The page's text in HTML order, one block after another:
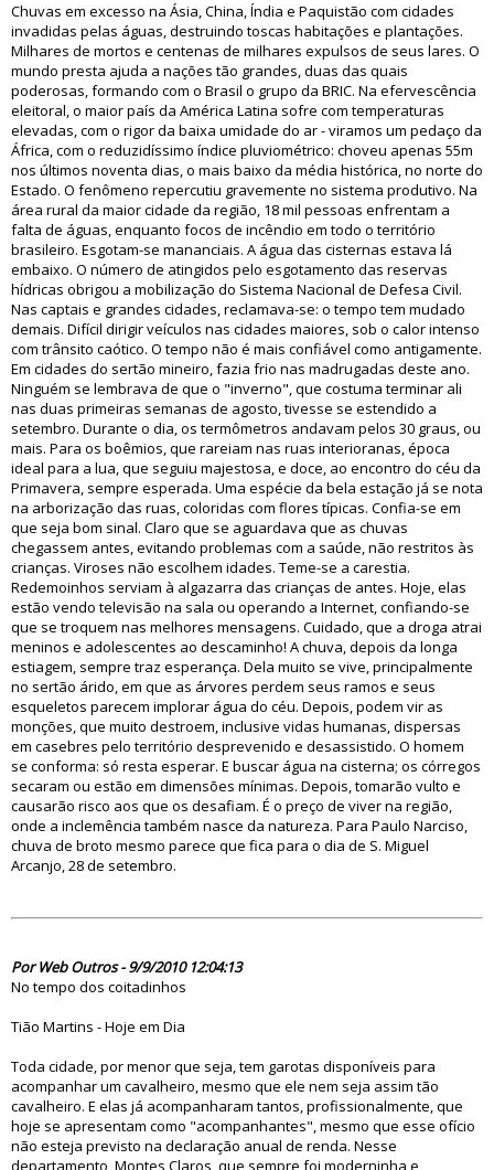
Chuvas em excesso na Ásia, China, Índia e Paquistão com cidades
invadidas pelas águas, destruindo toscas habitações e plantações.
Milhares de mortos e centenas de milhares expulsos de seus lares. O
mundo presta ajuda a nações tão grandes, duas das quais
poderosas, formando com o Brasil o grupo da BRIC. Na efervescência
eleitoral, o maior país da América Latina sofre com temperaturas
elevadas, com o rigor da baixa umidade do ar - viramos um pedaço da
África, com o reduzidíssimo índice pluviométrico: choveu apenas 55m
nos últimos noventa dias, o mais baixo da média histórica, no norte do
Estado. O fenômeno repercutiu gravemente no sistema produtivo. Na
área rural da maior cidade da região, 18 mil pessoas enfrentam a
falta de águas, enquanto focos de incêndio em todo o território
brasileiro. Esgotam-se mananciais. A água das cisternas estava lá
embaixo. O número de atingidos pelo esgotamento das reservas
hídricas obrigou a mobilização do Sistema Nacional de Defesa Civil.
Nas captais e grandes cidades, reclamava-se: o tempo tem mudado
demais. Difícil dirigir veículos nas cidades maiores, sob o calor intenso
com trânsito caótico. O tempo não é mais confiável como antigamente.
Em cidades do sertão mineiro, fazia frio nas madrugadas deste ano.
Ninguém se lembrava de que o "inverno", que costuma terminar ali
nas duas primeiras semanas de agosto, tivesse se estendido a
setembro. Durante o dia, os termômetros andavam pelos 30 graus, ou
mais. Para os boêmios, que rareiam nas ruas interioranas, época
ideal para a lua, que seguiu majestosa, e doce, ao encontro do céu da
Primavera, sempre esperada. Uma espécie da bela estação já se nota
na arborização das ruas, coloridas com flores típicas. Confia-se em
que seja bom sinal. Claro que se aguardava que as chuvas
chegassem antes, evitando problemas com a saúde, não restritos às
crianças. Viroses não escolhem idades. Teme-se a carestia.
Redemoinhos serviam à algazarra das crianças de antes. Hoje, elas
estão vendo televisão na sala ou operando a Internet, confiando-se
que se troquem nas melhores mensagens. Cuidado, que a droga atrai
meninos e adolescentes ao descaminho! A chuva, depois da longa
estiagem, sempre traz esperança. Dela muito se vive, principalmente
no sertão árido, em que as árvores perdem seus ramos e seus
esqueletos parecem implorar água do céu. Depois, podem vir as
monções, que muito destroem, inclusive vidas humanas, dispersas
em casebres pelo território desprevenido e desassistido. O homem
se conforma: só resta esperar. E buscar água na cisterna; os córregos
secaram ou estão em dimensões mínimas. Depois, tomarão vulto e
causarão risco aos que os desafiam. É o preço de viver na região,
onde a inclemência também nasce da natureza. Para Paulo Narciso,
chuva de broto mesmo parece que fica para o dia de S. Miguel
Arcanjo, 28 de setembro.
Por Web Outros - 9/9/2010 12:04:13
No tempo dos coitadinhos
Tião Martins - Hoje em Dia
Toda cidade, por menor que seja, tem garotas disponíveis para
acompanhar um cavalheiro, mesmo que ele nem seja assim tão
cavalheiro. E elas já acompanharam tantos, profissionalmente, que
hoje se apresentam como "acompanhantes", mesmo que esse ofício
não esteja previsto na declaração anual de renda. Nesse
departamento, Montes Claros, que sempre foi moderninha e